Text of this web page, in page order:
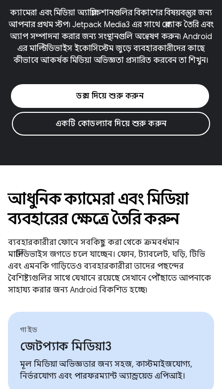
ক্যামেরা এবং মিডিয়া অ্যাপ্লিকেশানগুলির বিকাশের বিষয়বস্তুর জন্য
আপনার প্রথম স্টপ৷ Jetpack Media3 এর সাথে প্লেব্যাক তৈরি এবং
অ্যাপ সম্পাদনা করার জন্য সংস্থানগুলি অন্বেষণ করুন৷ Android
এর মাল্টিডিভাইস ইকোসিস্টেম জুড়ে ব্যবহারকারীদের কাছে
কীভাবে আকর্ষক মিডিয়া অভিজ্ঞতা প্রসারিত করবেন তা শিখুন।
ডক্স দিয়ে শুরু করুন
একটি কোডল্যাব দিয়ে শুরু করুন
আধুনিক ক্যামেরা এবং মিডিয়া
ব্যবহারের ক্ষেত্রে তৈরি করুন
ব্যবহারকারীরা ফোনে সবকিছু করা থেকে ক্রমবর্ধমান
মাল্টিডিভাইস জগতে চলে যাচ্ছেন। ফোন, ট্যাবলেট, ঘড়ি, টিভি
এবং এমনকি গাড়িতেও ব্যবহারকারীরা তাদের পছন্দের
বৈশিষ্ট্যগুলির সাথে যেখানে রয়েছে সেখানে পৌঁছাতে আপনাকে
সাহায্য করার জন্য Android বিকশিত হচ্ছে৷
গাইড
জেটপ্যাক মিডিয়া3
মূল মিডিয়া অভিজ্ঞতার জন্য সহজ, কাস্টমাইজযোগ্য,
নির্ভরযোগ্য এবং পারফরম্যান্ট অ্যান্ড্রয়েড এপিআই।